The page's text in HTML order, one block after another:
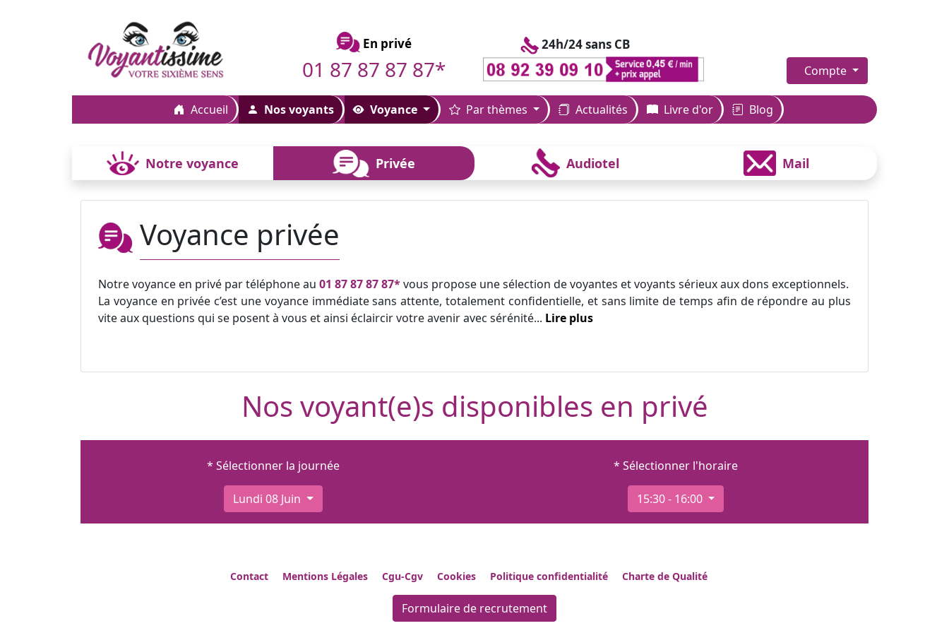
En privé
01 87 87 87 87*
24h/24 sans CB
Compte
Accueil Nos voyants Voyance Par thèmes Actualités Livre d'or Blog
Notre voyance Privée Audiotel Mail
Voyance privée
Notre voyance en privé par téléphone au 01 87 87 87 87*vous propose une sélection de voyantes et voyants sérieux aux dons exceptionnels.
La voyance en privée c’est une voyance immédiate sans attente, totalement confidentielle, et sans limite de temps afin de répondre au plus
vite aux questions qui se posent à vous et ainsi éclaircir votre avenir avec sérénité... Lire plus
Nos voyant(e)s disponibles en privé
* Sélectionner la journée
Lundi 08 Juin
* Sélectionner l'horaire
15:30 - 16:00
Contact Mentions Légales Cgu-Cgv Cookies Politique confidentialité Charte de Qualité
Formulaire de recrutement